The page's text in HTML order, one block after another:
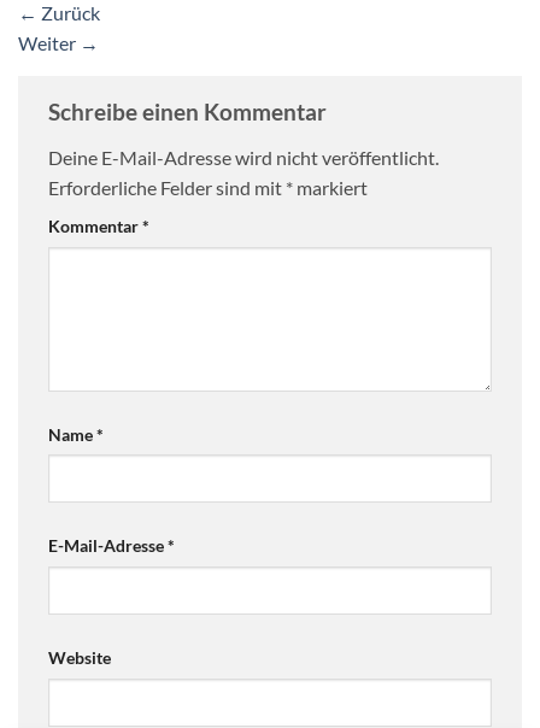
← Zurück
Weiter →
Schreibe einen Kommentar
Deine E-Mail-Adresse wird nicht veröffentlicht.
Erforderliche Felder sind mit * markiert
Kommentar*
Name*
E-Mail-Adresse*
Website